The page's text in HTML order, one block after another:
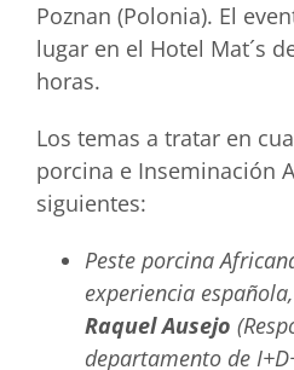
Poznan (Polonia). El
lugar en el Hotel Mat´s
horas.
Los temas a tratar en
porcina e Inseminación
siguientes:
Peste porcina
experiencia
Raquel Ausejo
departamento de